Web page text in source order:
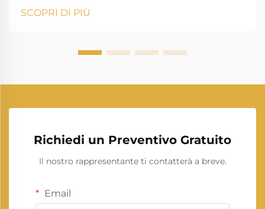
trasformazione notevole, poiché le fonti di energia
rinnovabile stanno ridefinendo il modo in cui
SCOPRI DI PIÙ
Richiedi un Preventivo Gratuito
Il nostro rappresentante ti contatterà a breve.
Email